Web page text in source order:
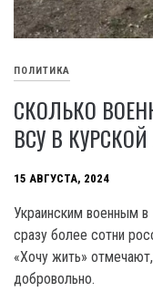
ПОЛИТИКА
СКОЛЬКО
ВСУ В
15 АВГУСТА, 2024
Украинским военным в
сразу более сотни
«Хочу жить»
добровольно.